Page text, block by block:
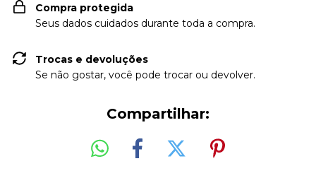
Compra protegida
Seus dados cuidados durante toda a compra.
Trocas e devoluções
Se não gostar, você pode trocar ou devolver.
Compartilhar: